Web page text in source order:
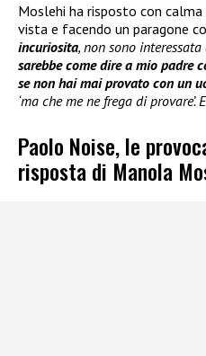
Moslehi ha risposto con
vista e facendo un paragone
incuriosita, non sono
sarebbe come dire a mio padre
se non hai mai provato con un
‘ma che me ne frega di
Paolo Noise, le
risposta di Manola